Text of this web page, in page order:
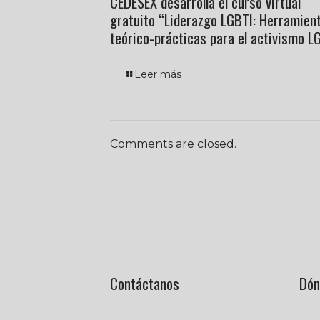
gratuito “Liderazgo LGBTI:
teórico-prácticas para el activismo
Leer más
Comments are closed.
Contáctanos